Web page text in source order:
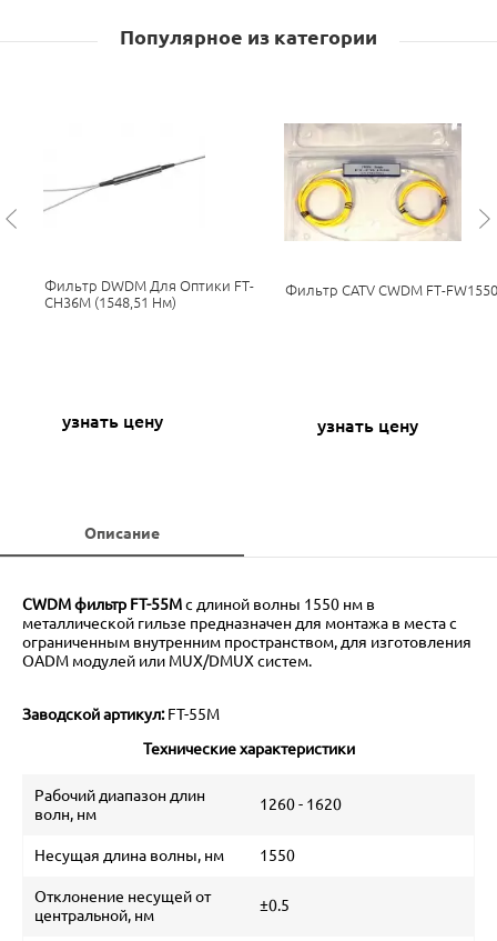
Популярное из категории
Фильтр DWDM Для Оптики FT-
CH36M (1548,51 Нм)
узнать цену
Фильтр CATV CWDM FT-FW1550
узнать цену
Описание
CWDM фильтр FT-55Мс длиной волны 1550 нм в
металлической гильзе предназначен для монтажа в места с
ограниченным внутренним пространством, для изготовления
OADM модулей или MUX/DMUX систем.
Заводской артикул:FT-55М
Технические характеристики
Рабочий диапазон длин
волн, нм
1260 - 1620
Несущая длина волны, нм 1550
Отклонение несущей от
центральной, нм
±0.5